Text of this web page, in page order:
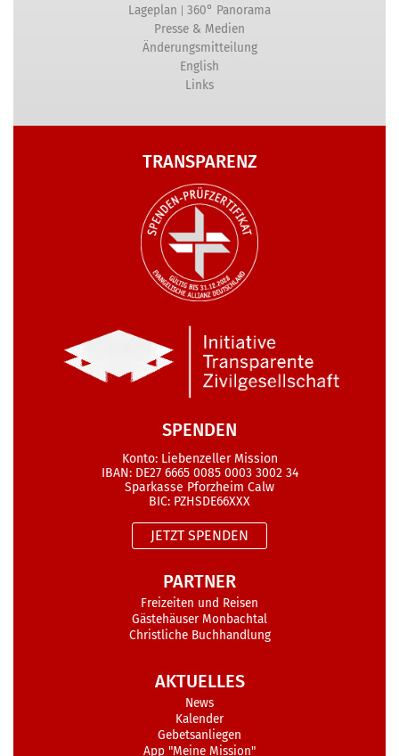
Lageplan | 360° Panorama
Presse & Medien
Änderungsmitteilung
English
Links
TRANSPARENZ
SPENDEN
Konto: Liebenzeller Mission
IBAN: DE27 6665 0085 0003 3002 34
Sparkasse Pforzheim Calw
BIC: PZHSDE66XXX
JETZT SPENDEN
PARTNER
Freizeiten und Reisen
Gästehäuser Monbachtal
Christliche Buchhandlung
AKTUELLES
News
Kalender
Gebetsanliegen
App "Meine Mission"